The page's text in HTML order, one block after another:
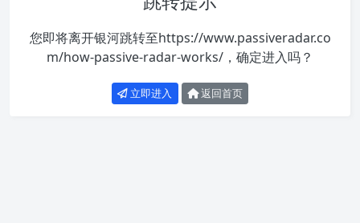
您即将离开银河跳转至https://www.passiveradar.co
m/how-passive-radar-works/ ，确定进入吗？
立即进入 返回首页